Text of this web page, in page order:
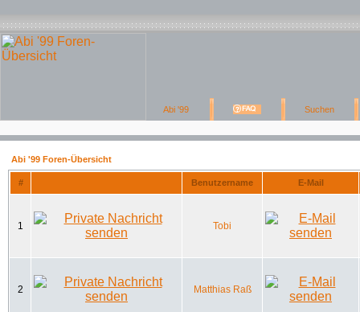
Abi '99 Foren-Übersicht
# Benutzername E-Mail
1 Tobi
2 Matthias Raß